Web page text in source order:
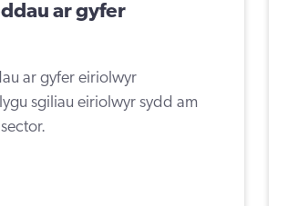
ar gyfer
ar gyfer eiriolwyr
sgiliau eiriolwyr sydd am